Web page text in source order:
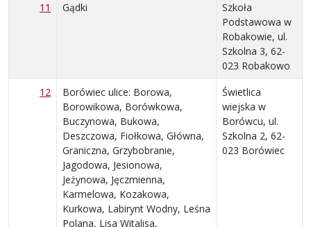
11
Gądki
Szkoła
Podstawowa w
Robakowie, ul.
Szkolna 3, 62-
023 Robakowo
12
Borówiec ulice: Borowa,
Borowikowa, Borówkowa,
Buczynowa, Bukowa,
Deszczowa, Fiołkowa, Główna,
Graniczna, Grzybobranie,
Jagodowa, Jesionowa,
Jeżynowa, Jęczmienna,
Karmelowa, Kozakowa,
Kurkowa, Labirynt Wodny, Leśna
Polana, Lisa Witalisa,
Świetlica
wiejska w
Borówcu, ul.
Szkolna 2, 62-
023 Borówiec